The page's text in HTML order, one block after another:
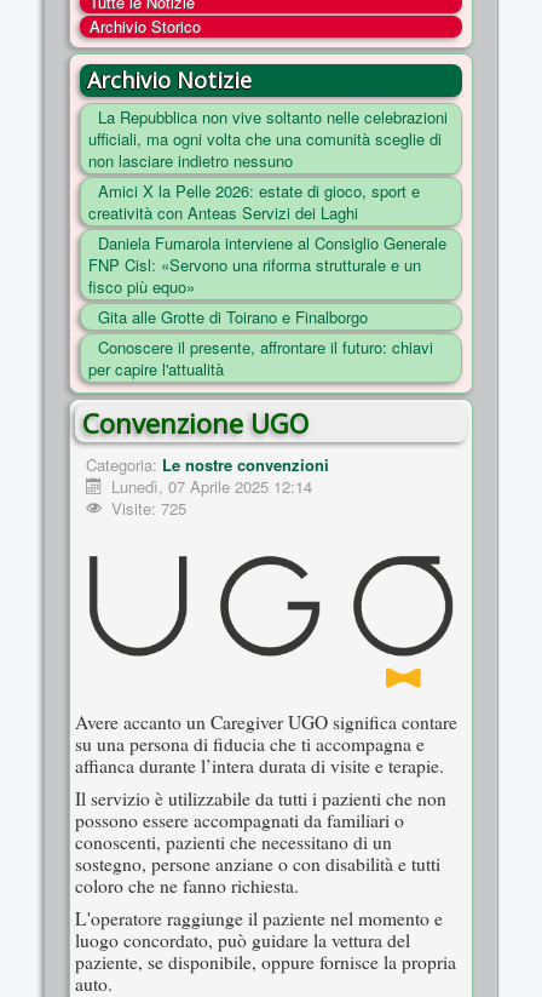
COSA FACCIAMO
ENTI
NOTIZIE
ESSENZIALI
MAPPA DEL SITO
CONVENZIONI
FOTO
SOCIAL
Archivio Storico
Archivio Notizie
La Repubblica non vive soltanto nelle celebrazioni
ufficiali, ma ogni volta che una comunità sceglie di
non lasciare indietro nessuno
Amici X la Pelle 2026: estate di gioco, sport e
creatività con Anteas Servizi dei Laghi
Daniela Fumarola interviene al Consiglio Generale
FNP Cisl: «Servono una riforma strutturale e un
fisco più equo»
Gita alle Grotte di Toirano e Finalborgo
Conoscere il presente, affrontare il futuro: chiavi
per capire l'attualità
Convenzione UGO
Categoria: Le nostre convenzioni
Lunedì, 07 Aprile 2025 12:14
Visite: 725
Avere accanto un Caregiver UGO significa contare
su una persona di fiducia che ti accompagna e
affianca durante l’intera durata di visite e terapie.
Il servizio è utilizzabile da tutti i pazienti che non
possono essere accompagnati da familiari o
conoscenti, pazienti che necessitano di un
sostegno, persone anziane o con disabilità e tutti
coloro che ne fanno richiesta.
L'operatore raggiunge il paziente nel momento e
luogo concordato, può guidare la vettura del
paziente, se disponibile, oppure fornisce la propria
auto.